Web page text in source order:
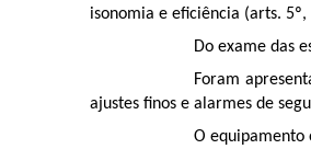
isonomia e eficiência (arts. 5º,
Do exame das
Foram
ajustes finos e alarmes de
O equipamento